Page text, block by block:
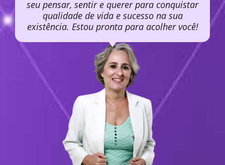
seu pensar, sentir e querer para conquistar
qualidade de vida e sucesso na sua
existência. Estou pronta para acolher você!